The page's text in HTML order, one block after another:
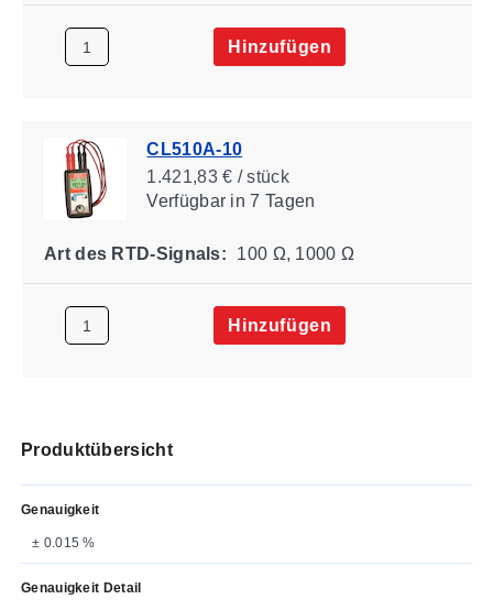
Hinzufügen
CL510A-10
1.421,83 € / stück
Verfügbarin 7 Tagen
Art des RTD-Signals: 100 Ω, 1000 Ω
Hinzufügen
Produktübersicht
Genauigkeit
± 0.015 %
Genauigkeit Detail